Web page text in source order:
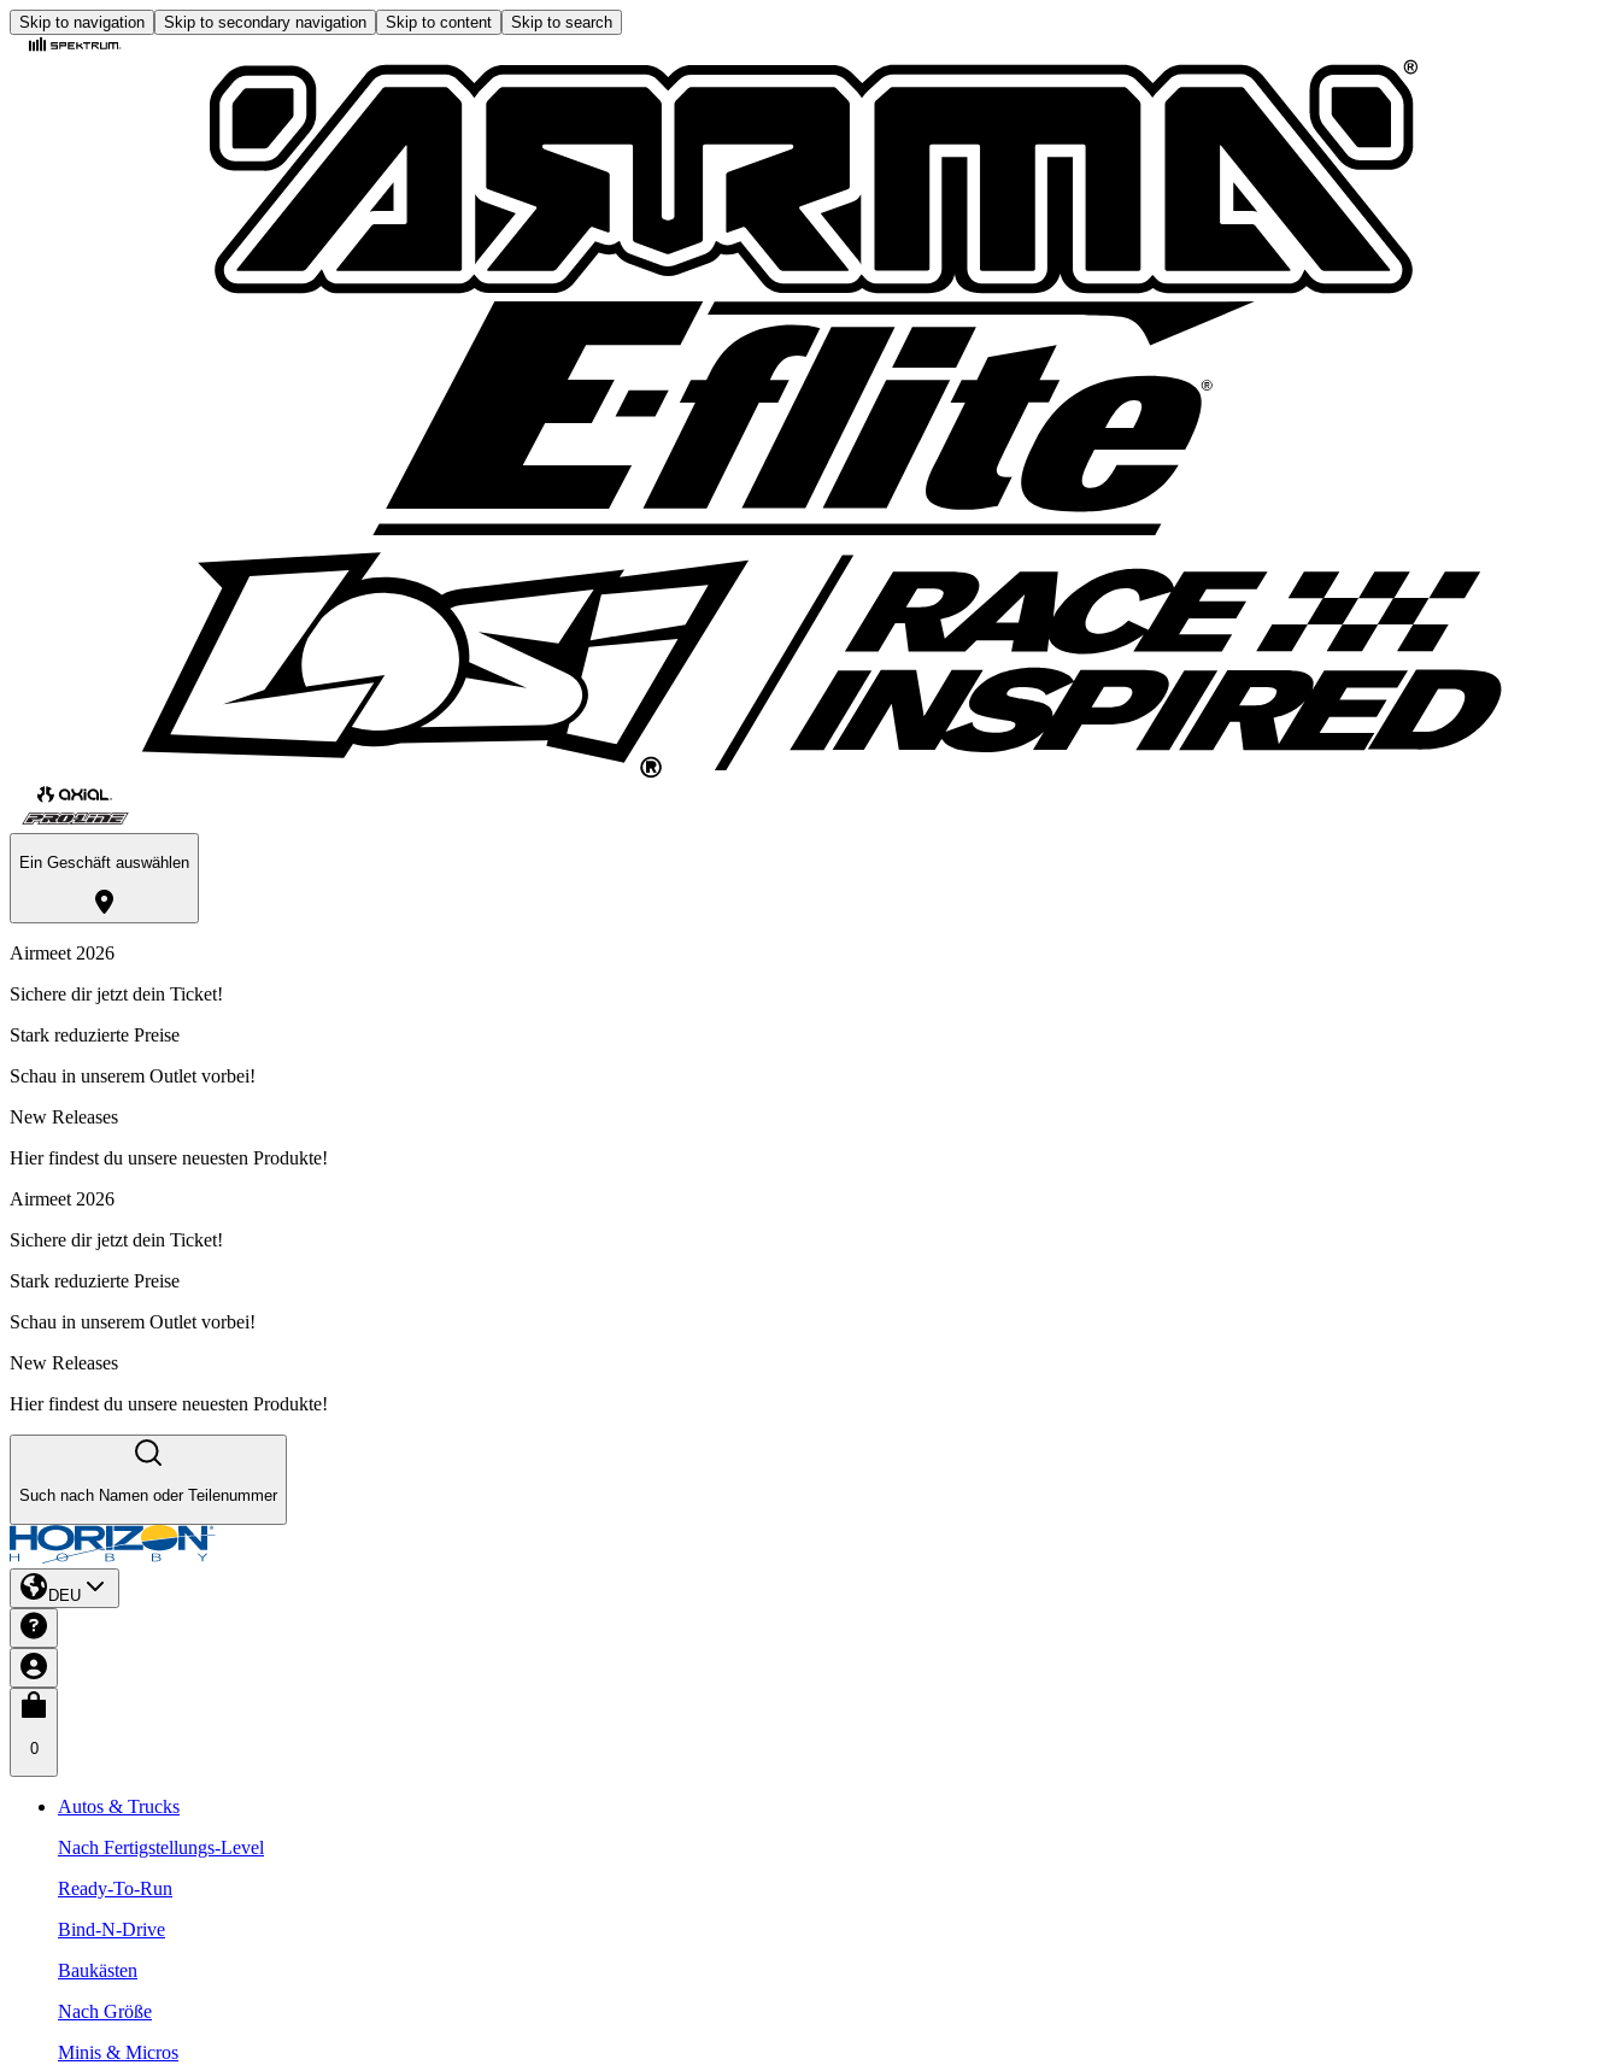
Skip to navigation Skip to secondary navigation Skip to content Skip to search
Ein Geschäft auswählen
Airmeet 2026
Sichere dir jetzt dein Ticket!
Stark reduzierte Preise
Schau in unserem Outlet vorbei!
New Releases
Hier findest du unsere neuesten Produkte!
Airmeet 2026
Sichere dir jetzt dein Ticket!
Stark reduzierte Preise
Schau in unserem Outlet vorbei!
New Releases
Hier findest du unsere neuesten Produkte!
Such nach Namen oder Teilenummer
DEU
0
Autos & Trucks
Nach Fertigstellungs-Level
Ready-To-Run
Bind-N-Drive
Baukästen
Nach Größe
Minis & Micros